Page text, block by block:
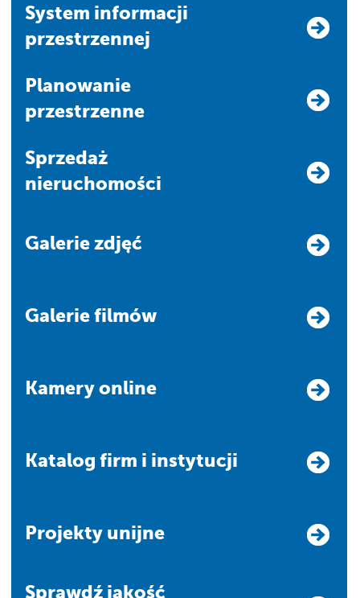
system informacji
przestrzennej
Planowanie
przestrzenne
Sprzedaż
nieruchomości
Galerie zdjęć
Galerie filmów
Kamery online
Katalog firm i instytucji
Projekty unijne
Sprawdź jakość